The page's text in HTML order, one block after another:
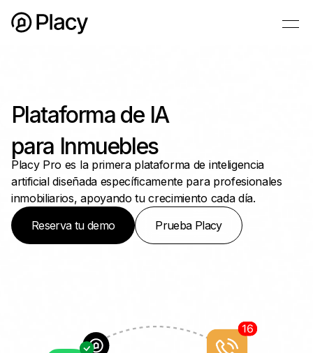
Plataforma de IA
para Inmuebles
Placy Pro es la primera plataforma de inteligencia
artificial diseñada específicamente para profesionales
inmobiliarios, apoyando tu crecimiento cada día.
Reserva tu demo
Prueba Placy